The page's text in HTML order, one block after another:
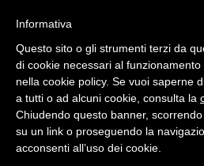
Informativa
Questo sito o gli strumenti terzi da
di cookie necessari al
nella cookie policy. Se vuoi saperne
a tutti o ad alcuni cookie, consulta la
Chiudendo questo banner,
su un link o proseguendo la
acconsenti all’uso dei cookie.